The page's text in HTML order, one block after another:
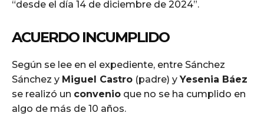
“desde el día 14 de diciembre de 2024”.
ACUERDO INCUMPLIDO
Según se lee en el expediente, entre Sánchez
Sánchez y Miguel Castro (padre) y Yesenia Báez
se realizó un convenio que no se ha cumplido en
algo de más de 10 años.